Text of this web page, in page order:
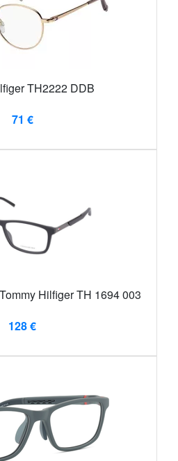
TH2222 DDB
71 €
Hilfiger TH 1694 003
128 €